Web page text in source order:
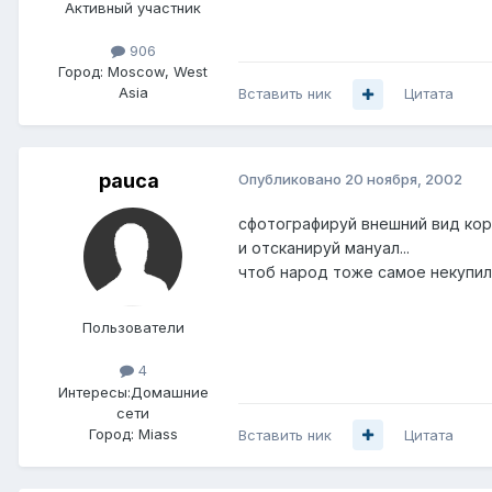
Активный участник
906
Город: Moscow, West
Asia
Вставить ник Цитата
pauca
Пользователи
4
Интересы:Домашние
сети
Город: Miass
Опубликовано 20 ноября, 2002
сфотографируй внешний вид
и отсканируй мануал...
чтоб народ тоже самое
Вставить ник Цитата